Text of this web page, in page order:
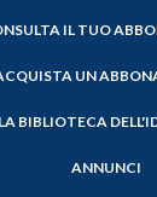
IL TUO
UN
LA BIBLIOTECA
ANNUNCI